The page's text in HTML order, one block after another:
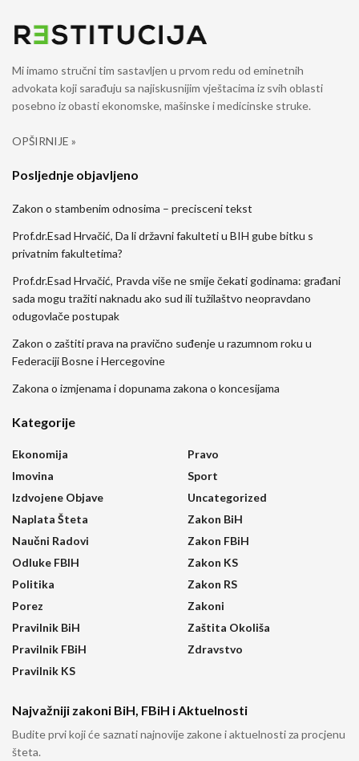
Mi imamo stručni tim sastavljen u prvom redu od eminetnih
advokata koji sarađuju sa najiskusnijim vještacima iz svih oblasti
posebno iz obasti ekonomske, mašinske i medicinske struke.
OPŠIRNIJE »
Posljednje objavljeno
Zakon o stambenim odnosima – precisceni tekst
Prof.dr.Esad Hrvačić, Da li državni fakulteti u BIH gube bitku s
privatnim fakultetima?
Prof.dr.Esad Hrvačić, Pravda više ne smije čekati godinama: građani
sada mogu tražiti naknadu ako sud ili tužilaštvo neopravdano
odugovlače postupak
Zakon o zaštiti prava na pravično suđenje u razumnom roku u
Federaciji Bosne i Hercegovine
Zakona o izmjenama i dopunama zakona o koncesijama
Kategorije
Ekonomija
Imovina
Izdvojene Objave
Naplata Šteta
Naučni Radovi
Odluke FBIH
Politika
Porez
Pravilnik BiH
Pravilnik FBiH
Pravilnik KS
Pravo
Sport
Uncategorized
Zakon BiH
Zakon FBiH
Zakon KS
Zakon RS
Zakoni
Zaštita Okoliša
Zdravstvo
Najvažniji zakoni BiH, FBiH i Aktuelnosti
Budite prvi koji će saznati najnovije zakone i aktuelnosti za procjenu
šteta.